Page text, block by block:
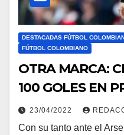
DESTACADAS FÚTBOL
FÚTBOL COLOMBIANO
OTRA MARCA:
100 GOLES EN
23/04/2022
Con su tanto ante el